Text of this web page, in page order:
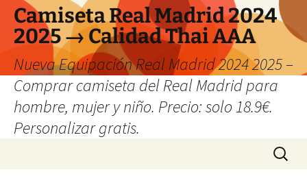
Camiseta Real Madrid 2024
2025 → Calidad Thai AAA
Nueva Equipación Real Madrid 2024 2025 –
Comprar camiseta del Real Madrid para
hombre, mujer y niño. Precio: solo 18.9€.
Personalizar gratis.
Buscar: